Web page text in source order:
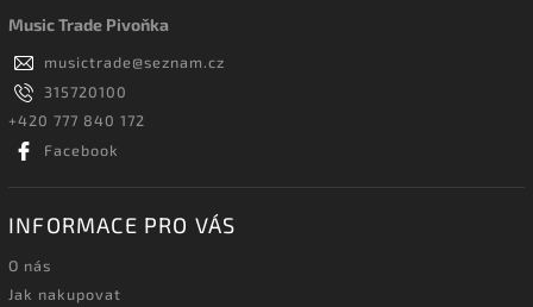
Music Trade Pivoňka
musictrade@seznam.cz
315720100
+420 777 840 172
Facebook
INFORMACE PRO VÁS
O nás
Jak nakupovat